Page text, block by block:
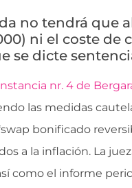
no tendrá que
ni el coste de
se dicte
nr. 4 de
las medidas
bonificado
a la inflación. La
como el informe